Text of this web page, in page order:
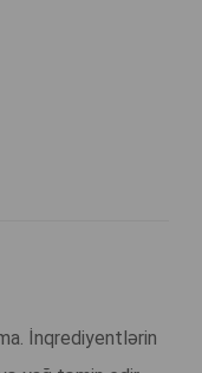
İnqrediyentlərin